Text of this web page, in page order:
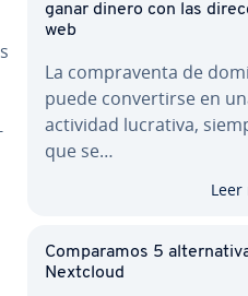
ganar dinero con las
web
La co­m­pra­ve­n­ta de
puede co­n­ve­r­ti­r­se en
actividad lucrativa,
que se…
Leer
Co­m­pa­ra­mos 5
Nextcloud